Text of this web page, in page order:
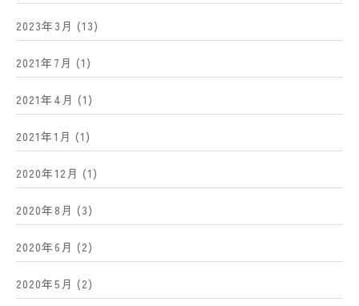
2023年3月 (13)
2021年7月 (1)
2021年4月 (1)
2021年1月 (1)
2020年12月 (1)
2020年8月 (3)
2020年6月 (2)
2020年5月 (2)